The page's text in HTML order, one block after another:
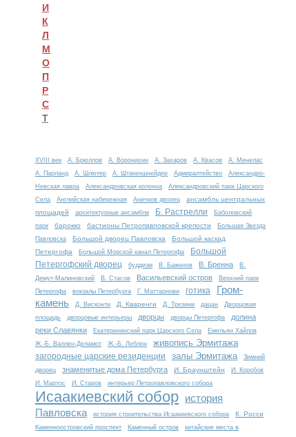
И
К
Л
М
О
П
Р
С
Т
XVIII век А. Брюллов А. Воронихин А. Захаров А. Квасов
А. Менелас
А. Парланд
А. Шлютер А. Штакеншнейдер Адмиралтейство
Александро-
Невская лавра
Александровская колонна
Александровский парк Царского
Села
Английская набережная Аничков дворец
ансамбль центральных
площадей
архитектурные ансамбли Б. Растрелли
Баболовский
парк
барокко бастионы Петропавловской крепости
Большая Звезда
Павловска
Большой дворец Павловска
Большой каскад
Петергофа
Большой Морской канал Петергофа
Большой
Петергофский дворец
буддизм В. Баженов В. Бренна
В.
Демут-Малиновский
В. Стасов Васильевский остров
Верхний парк
Петергофа
вокзалы Петербурга Г. Маттарнови готика
Гром-
камень
Д. Висконти Д. Кваренги Д. Трезини дацан
Дворцовая
площадь
дворцовые интерьеры дворцы дворцы Петергофа
долина
реки Славянки
Екатерининский парк Царского Села
Емельян Хайлов
Ж.-Б. Валлен-Деламот
Ж.-Б. Леблон живопись Эрмитажа
загородные царские резиденции залы Эрмитажа
Зимний
дворец
знаменитые дома Петербурга И. Браунштейн
И. Коробов
И. Мартос
И. Старов интерьер Петропавловского собора
Исаакиевский собор история
Павловска
история строительства Исаакиевского собора К. Росси
Каменноостровский проспект Каменный остров
китайские места в